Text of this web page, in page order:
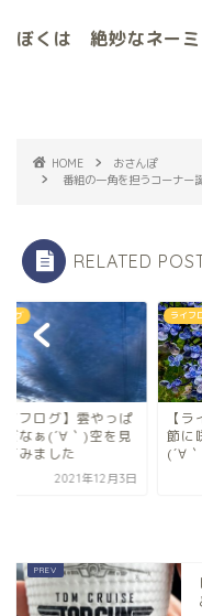
ぼくは 絶妙なネーミ
HOME
おさんぽ
番組の一角を担うコーナー
RELATED
フログ
イフログ】自らの季
咲き誇る花に感動
｀)紫陽花が見頃で...
2021年7月2日
【
が
し